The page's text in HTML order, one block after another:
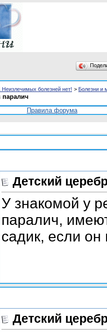
болезней нет! > Болезни и
паралич
Правила форума
Детский
У знакомой у
паралич,
садик, если он
Детский